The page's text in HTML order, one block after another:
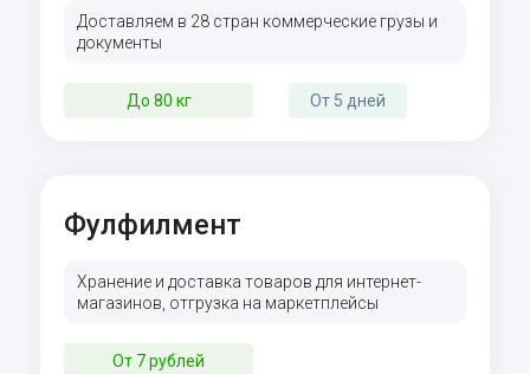
Доставляем в 28 стран коммерческие грузы и
документы
До 80 кг От 5 дней
Фулфилмент
Хранение и доставка товаров для интернет-
магазинов, отгрузка на маркетплейсы
От 7 рублей